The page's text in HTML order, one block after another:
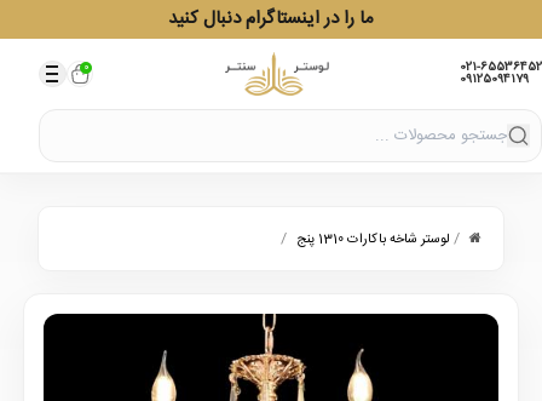
ما را در اینستاگرام دنبال کنید
021-65536452
09125094179
0
/ لوستر شاخه باکارات 1310 پنج /